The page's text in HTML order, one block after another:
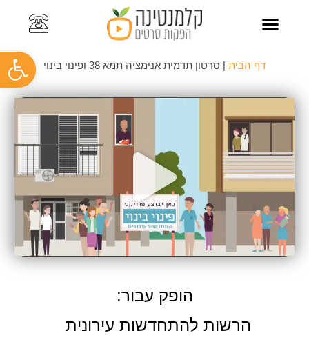
דף הבית סרטון תדמית אנימציה תמא 38 ופינוי בינוי
הופק עבור:
הרשות להתחדשות עירונית